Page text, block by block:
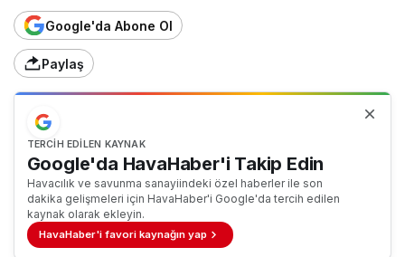
Google'da Abone Ol
Paylaş
TERCIH EDILEN KAYNAK
Google'da HavaHaber'i Takip Edin
Havacılık ve savunma sanayiindeki özel haberler ile son
dakika gelişmeleri için HavaHaber'i Google'da tercih edilen
kaynak olarak ekleyin.
HavaHaber'i favori kaynağın yap